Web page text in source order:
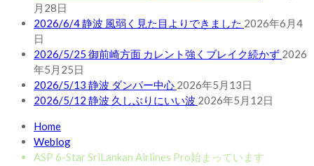
月28日
2026/6/4 静波 風弱く見た目よりできました 2026年6月4
日
2026/5/25 御前崎方面 カレント強くブレイク続かず 2026
年5月25日
2026/5/13 静波 ダンパー中心 2026年5月13日
2026/5/12 静波 久しぶりにいい波 2026年5月12日
Home
Weblog
ASP 6-Star SriLankan Airlines Pro始まっています